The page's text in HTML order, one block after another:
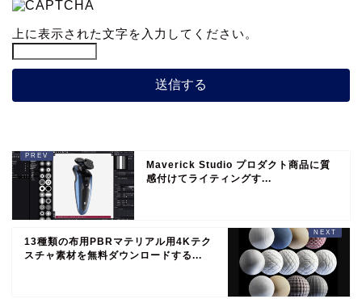
上に表示された文字を入力してください。
Maverick Studio プロダクト商品に質
感付けてライティングす...
13種類の布用PBRマテリアル用4Kテク
スチャ素材を無料ダウンロードする...